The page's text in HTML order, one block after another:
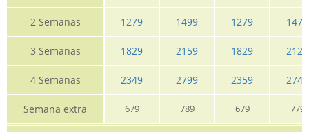
2 Semanas 1279 1499 1279 1479
3 Semanas 1829 2159 1829 2129
4 Semanas 2349 2799 2359 2749
Semana extra 679 789 679 779